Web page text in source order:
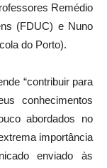
Remédio
(FDUC) e Nuno
do Porto).
“contribuir para
conhecimentos
abordados no
importância
enviado às